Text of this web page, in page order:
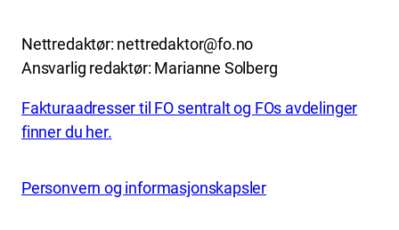
Nettredaktør: nettredaktor@fo.no
Ansvarlig redaktør: Marianne Solberg
Fakturaadresser til FO sentralt og FOs avdelinger
finner du her.
Personvern og informasjonskapsler